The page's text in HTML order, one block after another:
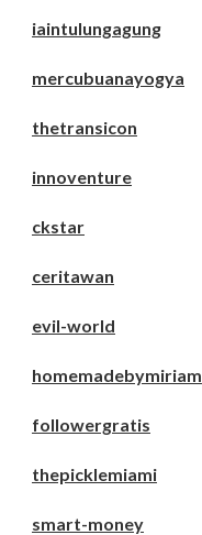
iaintulungagung
mercubuanayogya
thetransicon
innoventure
ckstar
ceritawan
evil-world
homemadebymiriam
followergratis
thepicklemiami
smart-money